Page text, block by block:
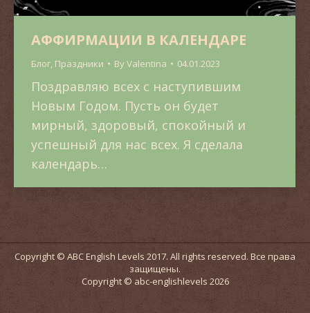
АФФИРМАЦИИ В КАЛЕНДАРЕ
Блог, Праздники ByValentina 04.01.2023
Поздравляю всех с наступившим
Новым Годом. Пусть он будет
мирный, здоровый, спокойный и
успешный для нас всех. Я сделала
календарь…
Copyright © ABC English Levels 2017. All rights reserved. Все права
защищены.
Copyright © abc-englishlevels 2026